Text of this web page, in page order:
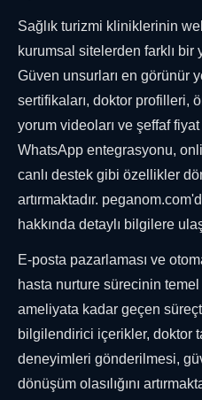
Sağlık turizmi kliniklerinin
kurumsal sitelerden farklı bir
Güven unsurları en görünür
sertifikaları, doktor profilleri,
yorum videoları ve şeffaf
WhatsApp entegrasyonu,
canlı destek gibi özellikler
artırmaktadır.
hakkında detaylı bilgilere
E-posta pazarlaması ve
hasta nurture sürecinin temel
ameliyata kadar geçen
bilgilendirici içerikler, doktor
deneyimleri gönderilmesi,
dönüşüm olasılığını